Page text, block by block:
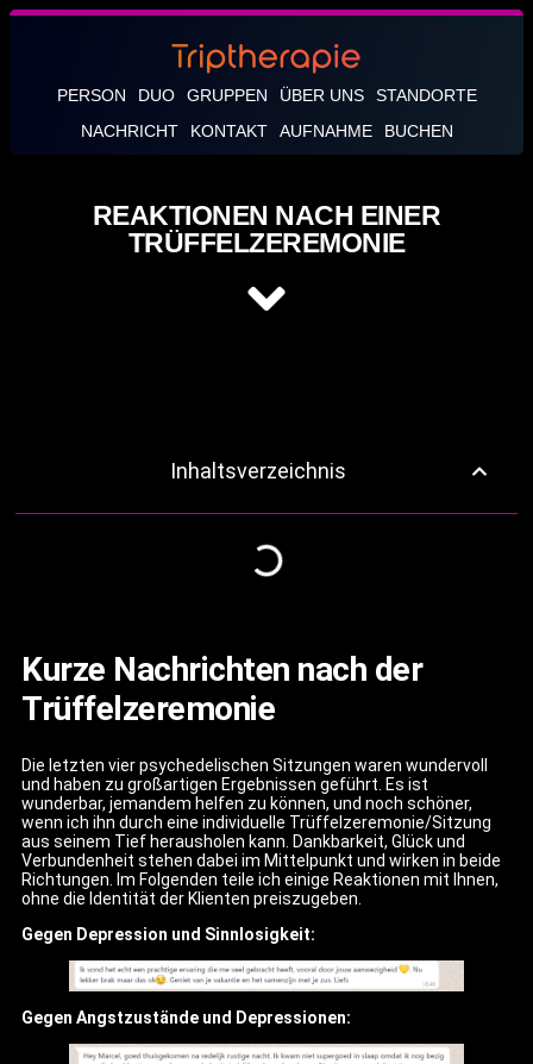
PERSON DUO GRUPPEN ÜBER UNS
STANDORTE
NACHRICHT
KONTAKT AUFNAHME BUCHEN
REAKTIONEN NACH EINER
TRÜFFELZEREMONIE
Inhaltsverzeichnis
Kurze Nachrichten nach der
Trüffelzeremonie
Die letzten vier psychedelischen Sitzungen waren wundervoll
und haben zu großartigen Ergebnissen geführt. Es ist
wunderbar, jemandem helfen zu können, und noch schöner,
wenn ich ihn durch eine individuelle Trüffelzeremonie/Sitzung
aus seinem Tief herausholen kann. Dankbarkeit, Glück und
Verbundenheit stehen dabei im Mittelpunkt und wirken in beide
Richtungen. Im Folgenden teile ich einige Reaktionen mit Ihnen,
ohne die Identität der Klienten preiszugeben.
Gegen Depression und Sinnlosigkeit:
Gegen Angstzustände und Depressionen: